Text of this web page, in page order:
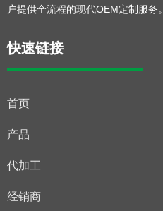
户提供全流程的现代OEM定制服务。
快速链接
首页
产品
代加工
经销商